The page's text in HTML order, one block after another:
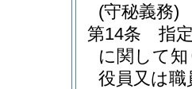
(守秘義務)
第14条
指
に関して
役員又は